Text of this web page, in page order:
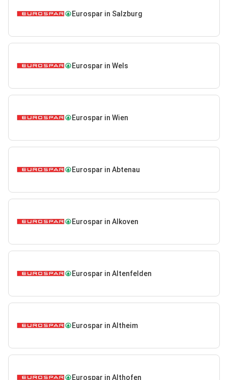
Eurospar in Salzburg
Eurospar in Wels
Eurospar in Wien
Eurospar in Abtenau
Eurospar in Alkoven
Eurospar in Altenfelden
Eurospar in Altheim
Eurospar in Althofen